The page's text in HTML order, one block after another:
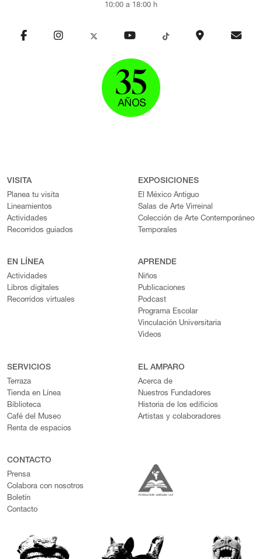
10:00 a 18:00 h
VISITA
Planea tu visita
Lineamientos
Actividades
Recorridos guiados
EXPOSICIONES
El México Antiguo
Salas de Arte Virreinal
Colección de Arte Contemporáneo
Temporales
EN LÍNEA
Actividades
Libros digitales
Recorridos virtuales
APRENDE
Niños
Publicaciones
Podcast
Programa Escolar
Vinculación Universitaria
Videos
SERVICIOS
Terraza
Tienda en Línea
Biblioteca
Café del Museo
Renta de espacios
EL AMPARO
Acerca de
Nuestros Fundadores
Historia de los edificios
Artistas y colaboradores
CONTACTO
Prensa
Colabora con nosotros
Boletín
Contacto